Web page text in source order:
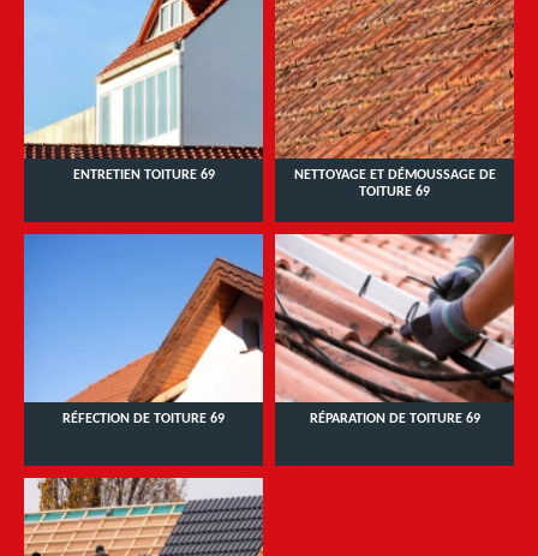
ENTRETIEN TOITURE 69
NETTOYAGE ET DÉMOUSSAGE DE
TOITURE 69
RÉFECTION DE TOITURE 69 RÉPARATION DE TOITURE 69